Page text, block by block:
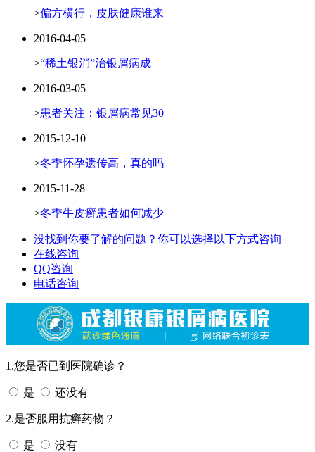
>偏方横行，皮肤健康谁来
2016-04-05
>“稀土银消”治银屑病成
2016-03-05
>患者关注：银屑病常见30
2015-12-10
>冬季怀孕遗传高，真的吗
2015-11-28
>冬季牛皮癣患者如何减少
没找到你要了解的问题？你可以选择以下方式咨询
在线咨询
QQ咨询
电话咨询
1.您是否已到医院确诊？
是 还没有
2.是否服用抗癣药物？
是 没有